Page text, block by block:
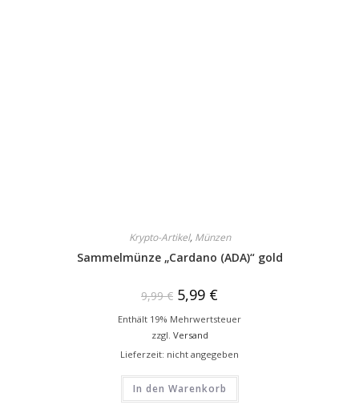
Krypto-Artikel, Münzen
Sammelmünze „Cardano (ADA)“ gold
9,99€ 5,99 €
Enthält 19% Mehrwertsteuer
zzgl. Versand
Lieferzeit: nicht angegeben
In den Warenkorb